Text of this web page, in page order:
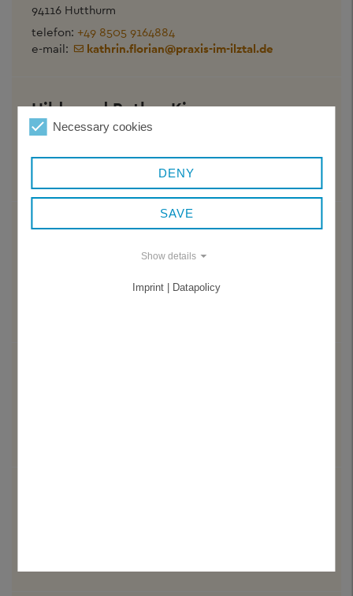
94116 Hutthurm
telefon: +49 8505 9164884
e-mail:
kathrin.florian@praxis-im-ilztal.de
Hildegard Rother-Kiener
Perlesreuter Str. 15
+49 8555 6539164
Claire Thomas
Innstadtbahnhofweg 2
+49 851 4901655
Necessary cookies
DENY
SAVE
Show details
Imprint | Datapolicy